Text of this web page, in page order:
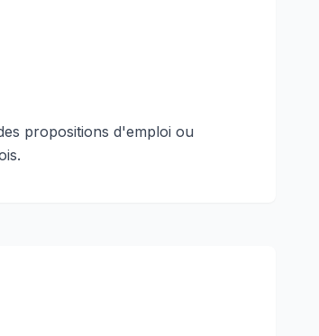
propositions d'emploi ou